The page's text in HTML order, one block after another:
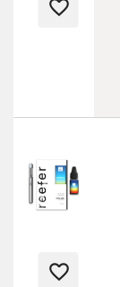
favorite_border
favorite_border